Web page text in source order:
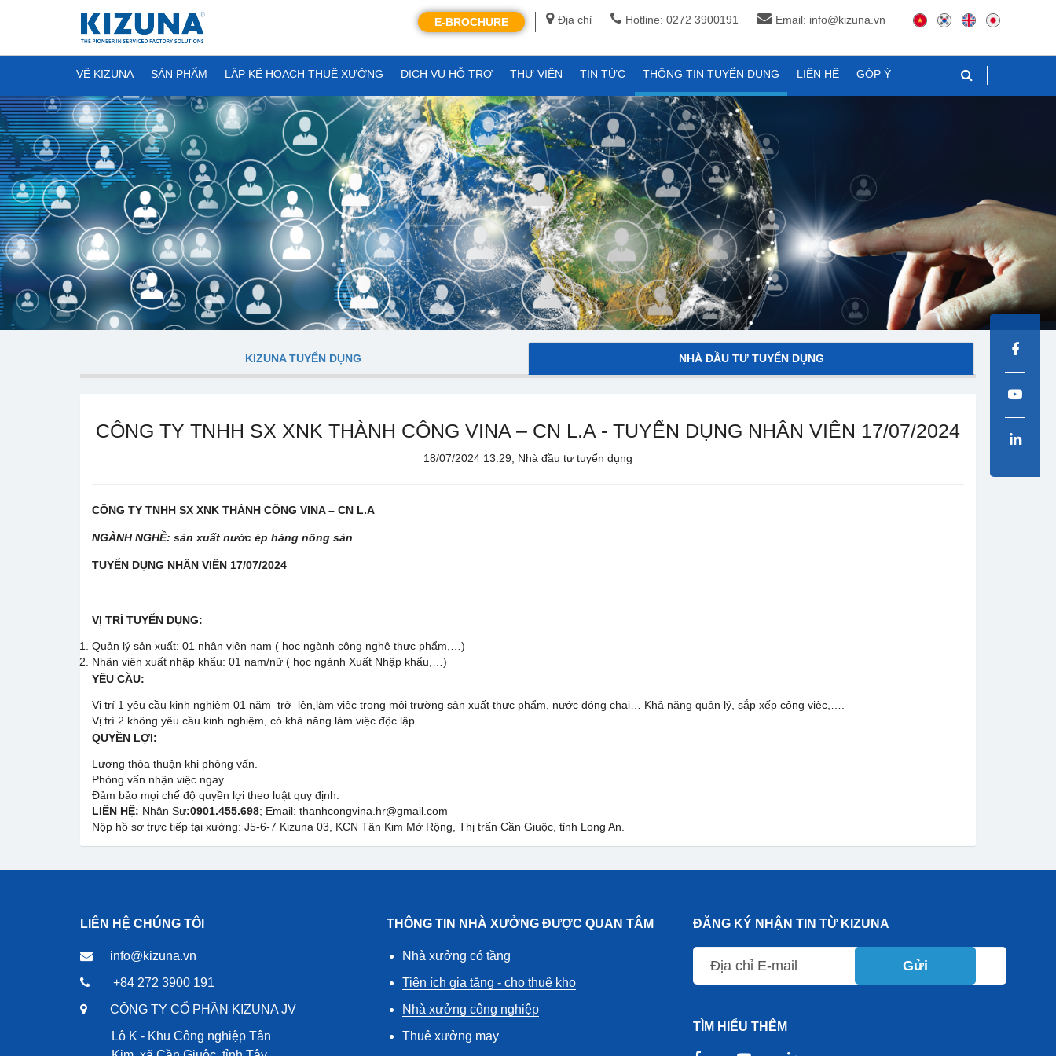
Địa chỉ Hotline: 0272 3900191 Email: info@kizuna.vn
E-BROCHURE
VỀ KIZUNA SẢN PHẨM LẬP KẾ HOẠCH THUÊ XƯỞNG DỊCH VỤ HỖ TRỢ THƯ VIỆN TIN TỨC THÔNG TIN TUYỂN DỤNG LIÊN HỆ GÓP Ý
KIZUNA TUYỂN DỤNG NHÀ ĐẦU TƯ TUYỂN DỤNG
CÔNG TY TNHH SX XNK THÀNH CÔNG VINA – CN L.A - TUYỂN DỤNG NHÂN VIÊN 17/07/2024
18/07/2024 13:29, Nhà đầu tư tuyển dụng
CÔNG TY TNHH SX XNK THÀNH CÔNG VINA – CN L.A
NGÀNH NGHỀ: sản xuất nước ép hàng nông sản
TUYỂN DỤNG NHÂN VIÊN 17/07/2024
VỊ TRÍ TUYỂN DỤNG:
Quản lý sản xuất: 01 nhân viên nam ( học ngành công nghệ thực phẩm,…)
Nhân viên xuất nhập khẩu: 01 nam/nữ ( học ngành Xuất Nhập khẩu,…)
YÊU CẦU:
Vị trí 1 yêu cầu kinh nghiệm 01 năm trở lên,làm việc trong môi trường sản xuất thực phẩm, nước đóng chai… Khả năng quản lý, sắp xếp công việc,….
Vị trí 2 không yêu cầu kinh nghiệm, có khả năng làm việc độc lập
QUYỀN LỢI:
Lương thỏa thuận khi phỏng vấn.
Phỏng vấn nhận việc ngay
Đảm bảo mọi chế độ quyền lợi theo luật quy định.
LIÊN HỆ: Nhân Sự:0901.455.698; Email: thanhcongvina.hr@gmail.com
Nộp hồ sơ trực tiếp tại xưởng: J5-6-7 Kizuna 03, KCN Tân Kim Mở Rộng, Thị trấn Cần Giuộc, tỉnh Long An.
LIÊN HỆ CHÚNG TÔI
info@kizuna.vn
+84 272 3900 191
CÔNG TY CỔ PHẦN KIZUNA JV
Lô K - Khu Công nghiệp Tân
THÔNG TIN NHÀ XƯỞNG ĐƯỢC QUAN TÂM
Nhà xưởng có tầng
Tiện ích gia tăng - cho thuê kho
Nhà xưởng công nghiệp
Thuê xưởng may
ĐĂNG KÝ NHẬN TIN TỪ KIZUNA
Gửi
TÌM HIỂU THÊM